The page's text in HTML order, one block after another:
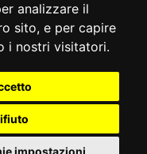
analizzare il
sito, e per capire
i nostri visitatori.
impostazioni
cookies